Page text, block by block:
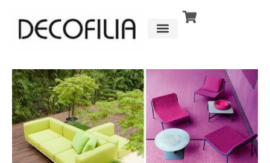
contenido